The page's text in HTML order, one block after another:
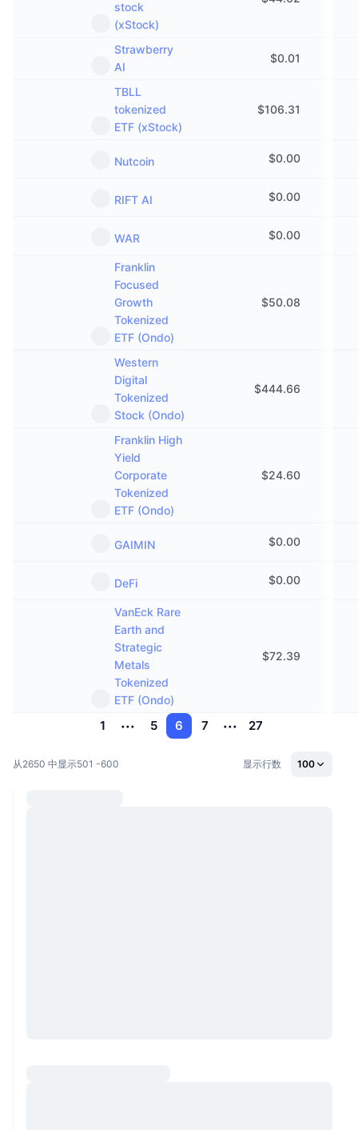
stock
(xStock)
Strawberry
AI
$0.01
TBLL
tokenized
ETF (xStock)
$106.31
Nutcoin $0.00
RIFT AI $0.00
WAR $0.00
Franklin
Focused
Growth
Tokenized
ETF (Ondo)
$50.08
Western
Digital
Tokenized
Stock (Ondo)
$444.66
Franklin High
Yield
Corporate
Tokenized
ETF (Ondo)
$24.60
GAIMIN $0.00
DeFi $0.00
VanEck Rare
Earth and
Strategic
Metals
Tokenized
ETF (Ondo)
$72.39
1 5 6 7 27
从2650 中显示501 -600 显示行数 100